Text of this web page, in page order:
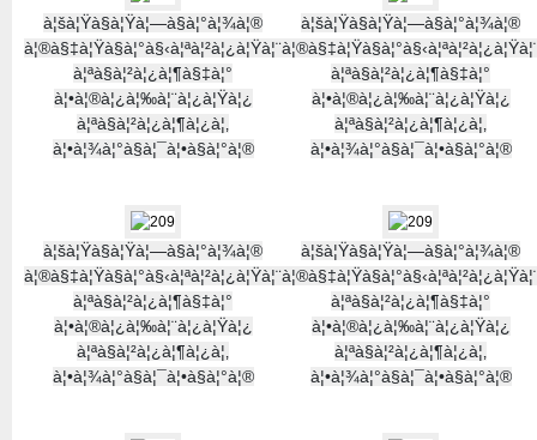
à¦šà¦Ÿà§à¦Ÿà¦—à§à¦°à¦¾à¦®
à¦®à§‡à¦Ÿà§à¦°à§‹à¦ªà¦²à¦¿à¦Ÿà¦¨
à¦ªà§à¦²à¦¿à¦¶à§‡à¦°
à¦•à¦®à¦¿à¦‰à¦¨à¦¿à¦Ÿà¦¿
à¦ªà§à¦²à¦¿à¦¶à¦¿à¦‚
à¦•à¦¾à¦°à§à¦¯à¦•à§à¦°à¦®
à¦šà¦Ÿà§à¦Ÿà¦—à§à¦°à¦¾à¦®
à¦ªà§à¦²à¦¿à¦¶à§‡à¦°
à¦•à¦®à¦¿à¦‰à¦¨à¦¿à¦Ÿà¦¿
à¦ªà§à¦²à¦¿à¦¶à¦¿à¦‚
à¦•à¦¾à¦°à§à¦¯à¦•à§à¦°à¦®
à¦šà¦Ÿà§à¦Ÿà¦—à§à¦°à¦¾à¦®
à¦®à§‡à¦Ÿà§à¦°à§‹à¦ªà¦²à¦¿à¦Ÿà¦¨
à¦ªà§à¦²à¦¿à¦¶à§‡à¦°
à¦•à¦®à¦¿à¦‰à¦¨à¦¿à¦Ÿà¦¿
à¦ªà§à¦²à¦¿à¦¶à¦¿à¦‚
à¦•à¦¾à¦°à§à¦¯à¦•à§à¦°à¦®
à¦šà¦Ÿà§à¦Ÿà¦—à§à¦°à¦¾à¦®
à¦ªà§à¦²à¦¿à¦¶à§‡à¦°
à¦•à¦®à¦¿à¦‰à¦¨à¦¿à¦Ÿà¦¿
à¦ªà§à¦²à¦¿à¦¶à¦¿à¦‚
à¦•à¦¾à¦°à§à¦¯à¦•à§à¦°à¦®